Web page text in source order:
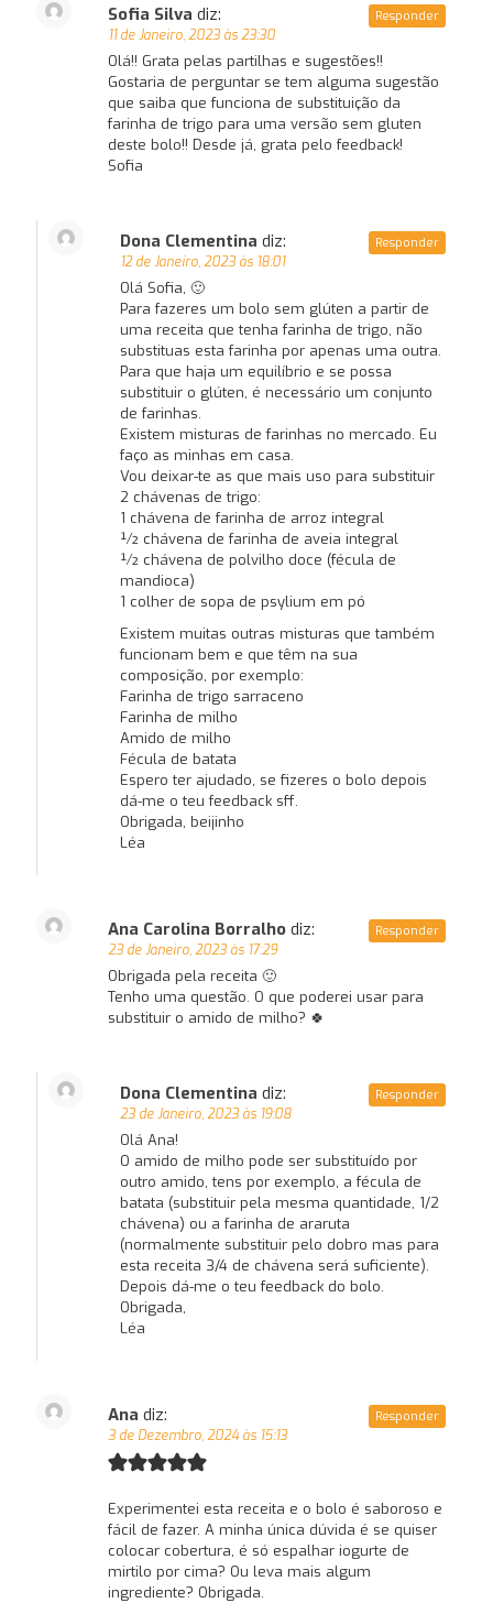
Sofia Silva diz:
11 de Janeiro, 2023 às 23:30
Olá!! Grata pelas partilhas e sugestões!!
Gostaria de perguntar se tem alguma sugestão
que saiba que funciona de substituição da
farinha de trigo para uma versão sem gluten
deste bolo!! Desde já, grata pelo feedback!
Sofia
Responder
Dona Clementina diz:
12 de Janeiro, 2023 às 18:01
Olá Sofia, 🙂
Para fazeres um bolo sem glúten a partir de
uma receita que tenha farinha de trigo, não
substituas esta farinha por apenas uma outra.
Para que haja um equilíbrio e se possa
substituir o glúten, é necessário um conjunto
de farinhas.
Existem misturas de farinhas no mercado. Eu
faço as minhas em casa.
Vou deixar-te as que mais uso para substituir
2 chávenas de trigo:
1 chávena de farinha de arroz integral
½ chávena de farinha de aveia integral
½ chávena de polvilho doce (fécula de
mandioca)
1 colher de sopa de psylium em pó
Existem muitas outras misturas que também
funcionam bem e que têm na sua
composição, por exemplo:
Farinha de trigo sarraceno
Farinha de milho
Amido de milho
Fécula de batata
Espero ter ajudado, se fizeres o bolo depois
dá-me o teu feedback sff.
Obrigada, beijinho
Léa
Responder
Ana Carolina Borralho diz:
23 de Janeiro, 2023 às 17:29
Obrigada pela receita 🙂
Tenho uma questão. O que poderei usar para
substituir o amido de milho? 🍀
Responder
Dona Clementina diz:
23 de Janeiro, 2023 às 19:08
Olá Ana!
O amido de milho pode ser substituído por
outro amido, tens por exemplo, a fécula de
batata (substituir pela mesma quantidade, 1/2
chávena) ou a farinha de araruta
(normalmente substituir pelo dobro mas para
esta receita 3/4 de chávena será suficiente).
Depois dá-me o teu feedback do bolo.
Obrigada,
Léa
Responder
Ana diz:
3 de Dezembro, 2024 às 15:13
Experimentei esta receita e o bolo é saboroso e
fácil de fazer. A minha única dúvida é se quiser
colocar cobertura, é só espalhar iogurte de
mirtilo por cima? Ou leva mais algum
ingrediente? Obrigada.
Responder